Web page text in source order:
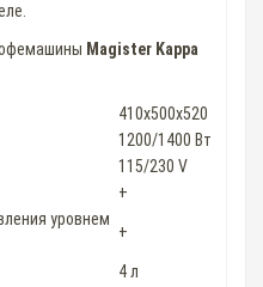
Magister Kappa
410x500x520
1200/1400 Вт
115/230 V
+
уровнем
+
4 л